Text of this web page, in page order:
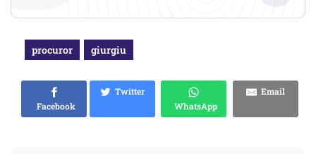
procuror giurgiu
Facebook
Twitter
WhatsApp
Email